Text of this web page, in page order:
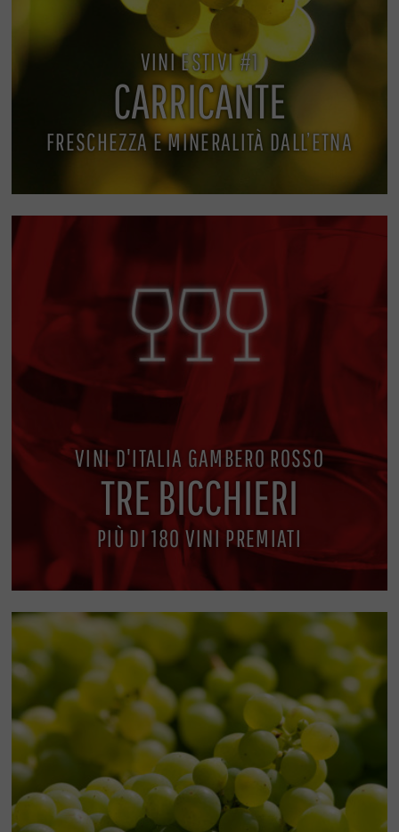
VINI ESTIVI #1
CARRICANTE
FRESCHEZZA E MINERALITÀ DALL’ETNA
VINI D'ITALIA GAMBERO ROSSO
TRE BICCHIERI
PIÙ DI 180 VINI PREMIATI